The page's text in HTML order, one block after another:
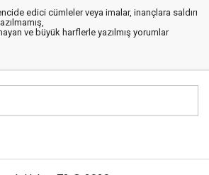
edici cümleler veya imalar, inançlara saldırı
ve büyük harflerle yazılmış yorumlar